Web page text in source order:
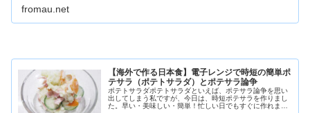
fromau.net
【海外で作る日本食】電子レンジで時短の簡単ポ
テサラ（ポテトサラダ）とポテサラ論争
ポテトサラダポテトサラダといえば、ポテサラ論争を思い
出してしまう私ですが、今日は、時短ポテサラを作りまし
た。早い・美味しい・簡単！忙しい日でもすぐに作れま